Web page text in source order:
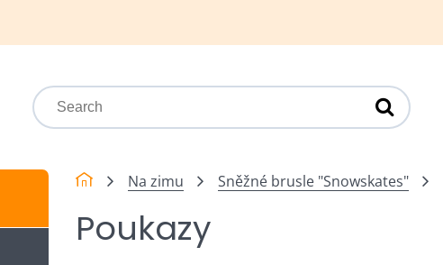
Na zimu Sněžné brusle "Snowskates"
Poukazy